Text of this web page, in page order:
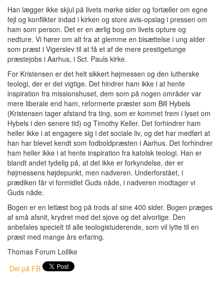
Han lægger ikke skjul på livets mørke sider og fortæller om egne
fejl og konflikter indad i kirken og store avis-opslag i pressen om
ham som person. Det er en ærlig bog om livets opture og
nedture. Vi hører om alt fra at glemme en bisættelse i ung alder
som præst i Vigerslev til at få et af de mere prestigetunge
præstejobs i Aarhus, i Sct. Pauls kirke.
For Kristensen er det helt sikkert højmessen og den lutherske
teologi, der er det vigtige. Det hindrer ham ikke i at hente
inspiration fra missionshuset, dem som på nogen områder var
mere liberale end ham, reformerte præster som Bill Hybels
(Kristensen tager afstand fra ting, som er kommet frem i lyset om
Hybels i den senere tid) og Timothy Keller. Det forhindrer ham
heller ikke i at engagere sig i det sociale liv, og det har medført at
han har blevet kendt som fodboldpræsten i Aarhus. Det forhindrer
ham heller ikke i at hente inspiration fra katolsk teologi. Han er
blandt andet tydelig på, at det ikke er forkyndelse, der er
højmessens højdepunkt, men nadveren. Underforstået, i
prædiken får vi formidlet Guds nåde, i nadveren modtager vi
Guds nåde.
Bogen er en letlæst bog på trods af sine 400 sider. Bogen præges
af små afsnit, krydret med det sjove og det alvorlige. Den
anbefales specielt til alle teologistuderende, som vil lytte til en
præst med mange års erfaring.
Thomas Forum Lollike
Del på FB